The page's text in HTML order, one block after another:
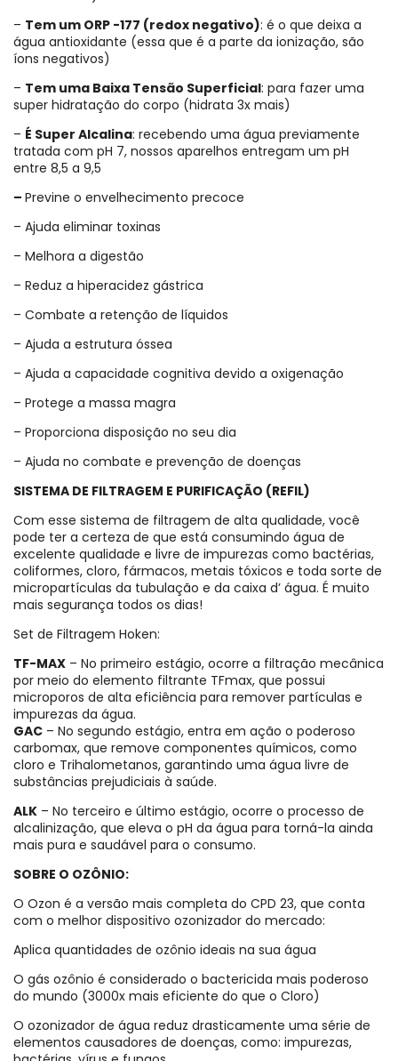
– Tem um ORP -177 (redox negativo): é o que deixa a
água antioxidante (essa que é a parte da ionização, são
íons negativos)
– Tem uma Baixa Tensão Superficial: para fazer uma
super hidratação do corpo (hidrata 3x mais)
– É Super Alcalina: recebendo uma água previamente
tratada com pH 7, nossos aparelhos entregam um pH
entre 8,5 a 9,5
– Previne o envelhecimento precoce
– Ajuda eliminar toxinas
– Melhora a digestão
– Reduz a hiperacidez gástrica
– Combate a retenção de líquidos
– Ajuda a estrutura óssea
– Ajuda a capacidade cognitiva devido a oxigenação
– Protege a massa magra
– Proporciona disposição no seu dia
– Ajuda no combate e prevenção de doenças
SISTEMA DE FILTRAGEM E PURIFICAÇÃO (REFIL)
Com esse sistema de filtragem de alta qualidade, você
pode ter a certeza de que está consumindo água de
excelente qualidade e livre de impurezas como bactérias,
coliformes, cloro, fármacos, metais tóxicos e toda sorte de
micropartículas da tubulação e da caixa d’ água. É muito
mais segurança todos os dias!
Set de Filtragem Hoken:
TF-MAX – No primeiro estágio, ocorre a filtração mecânica
por meio do elemento filtrante TFmax, que possui
microporos de alta eficiência para remover partículas e
impurezas da água.
GAC – No segundo estágio, entra em ação o poderoso
carbomax, que remove componentes químicos, como
cloro e Trihalometanos, garantindo uma água livre de
substâncias prejudiciais à saúde.
ALK – No terceiro e último estágio, ocorre o processo de
alcalinização, que eleva o pH da água para torná-la ainda
mais pura e saudável para o consumo.
SOBRE O OZÔNIO:
O Ozon é a versão mais completa do CPD 23, que conta
com o melhor dispositivo ozonizador do mercado:
Aplica quantidades de ozônio ideais na sua água
O gás ozônio é considerado o bactericida mais poderoso
do mundo (3000x mais eficiente do que o Cloro)
O ozonizador de água reduz drasticamente uma série de
elementos causadores de doenças, como: impurezas,